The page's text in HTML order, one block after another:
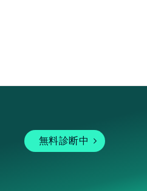
無料診断中